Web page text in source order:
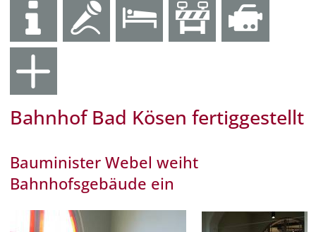
Bahnhof Bad Kösen fertiggestellt
Bauminister Webel weiht
Bahnhofsgebäude ein